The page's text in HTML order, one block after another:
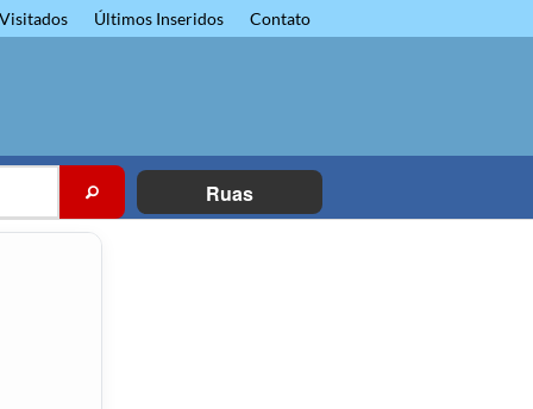
Últimos Inseridos Contato
Ruas